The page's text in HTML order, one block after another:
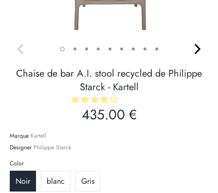
Chaise de bar A.I. stool recycled de Philippe
Starck - Kartell
435.00 €
Marque Kartell
Designer Philippe Starck
Color
Noir blanc Gris